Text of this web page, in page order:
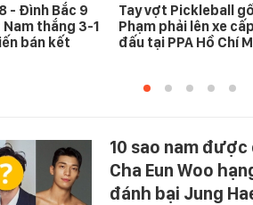
- Đình Bắc 9
thắng 3-1
bán kết
Tay vợt Pickleball
Phạm phải lên xe
đấu tại PPA Hồ Chí
10 sao nam được
Cha Eun Woo
đánh bại Jung